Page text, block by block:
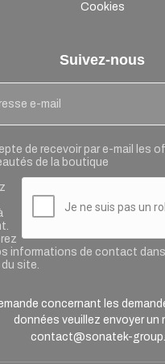
Cookies
Suivez-nous
de recevoir par e-mail les
de la boutique
informations de contact
site.
concernant les
données veuillez envoyer un
contact@sonatek-